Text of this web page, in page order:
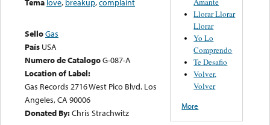
Tema love, breakup,complaint
SelloGas
País USA
Numero de CatalogoG-087-A
Location of Label:
Gas Records 2716 West Pico Blvd. Los
Angeles, CA 90006
Donated By:Chris Strachwitz
Llorar Llorar
Llorar
Yo Lo
Comprendo
Te Desafio
Volver,
Volver
More